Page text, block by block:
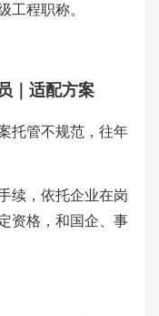
工程职称。
｜适配方案
托管不规范，往年
续，依托企业在岗
资格，和国企、事